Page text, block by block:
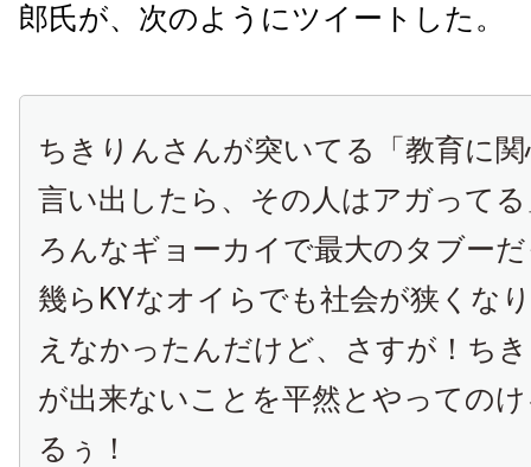
郎氏が、次のようにツイートした。
ちきりんさんが突いてる「教育に
言い出したら、その人はアガって
ろんなギョーカイで最大のタブー
幾らKYなオイらでも社会が狭くな
えなかったんだけど、さすが！ち
が出来ないことを平然とやっての
るぅ！